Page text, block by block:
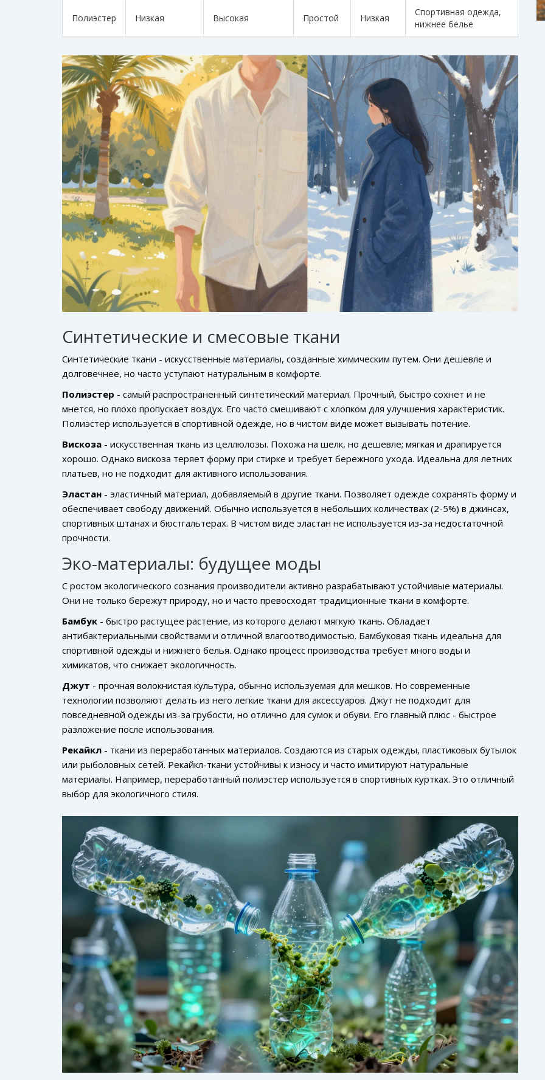
Полиэстер Низкая Высокая Простой Низкая
Спортивная одежда,
нижнее белье
Синтетические и смесовые ткани
Синтетические ткани - искусственные материалы, созданные химическим путем. Они дешевле и
долговечнее, но часто уступают натуральным в комфорте.
Полиэстер - самый распространенный синтетический материал. Прочный, быстро сохнет и не
мнется, но плохо пропускает воздух. Его часто смешивают с хлопком для улучшения характеристик.
Полиэстер используется в спортивной одежде, но в чистом виде может вызывать потение.
Вискоза - искусственная ткань из целлюлозы. Похожа на шелк, но дешевле; мягкая и драпируется
хорошо. Однако вискоза теряет форму при стирке и требует бережного ухода. Идеальна для летних
платьев, но не подходит для активного использования.
Эластан - эластичный материал, добавляемый в другие ткани. Позволяет одежде сохранять форму и
обеспечивает свободу движений. Обычно используется в небольших количествах (2-5%) в джинсах,
спортивных штанах и бюстгальтерах. В чистом виде эластан не используется из-за недостаточной
прочности.
Эко-материалы: будущее моды
С ростом экологического сознания производители активно разрабатывают устойчивые материалы.
Они не только бережут природу, но и часто превосходят традиционные ткани в комфорте.
Бамбук - быстро растущее растение, из которого делают мягкую ткань. Обладает
антибактериальными свойствами и отличной влагоотводимостью. Бамбуковая ткань идеальна для
спортивной одежды и нижнего белья. Однако процесс производства требует много воды и
химикатов, что снижает экологичность.
Джут - прочная волокнистая культура, обычно используемая для мешков. Но современные
технологии позволяют делать из него легкие ткани для аксессуаров. Джут не подходит для
повседневной одежды из-за грубости, но отлично для сумок и обуви. Его главный плюс - быстрое
разложение после использования.
Рекайкл - ткани из переработанных материалов. Создаются из старых одежды, пластиковых бутылок
или рыболовных сетей. Рекайкл-ткани устойчивы к износу и часто имитируют натуральные
материалы. Например, переработанный полиэстер используется в спортивных куртках. Это отличный
выбор для экологичного стиля.